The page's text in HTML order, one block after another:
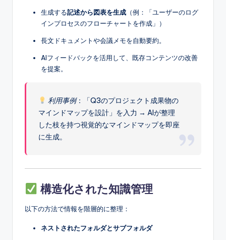
生成する記述から図表を生成 （例：「ユーザーのログ
インプロセスのフローチャートを作成」）
長文ドキュメントや会議メモを自動要約。
AIフィードバックを活用して、既存コンテンツの改善
を提案。
利用事例：「Q3のプロジェクト成果物の
マインドマップを設計」を入力 → AIが整理
した枝を持つ視覚的なマインドマップを即座
に生成。
構造化された知識管理
以下の方法で情報を階層的に整理：
ネストされたフォルダとサブフォルダ